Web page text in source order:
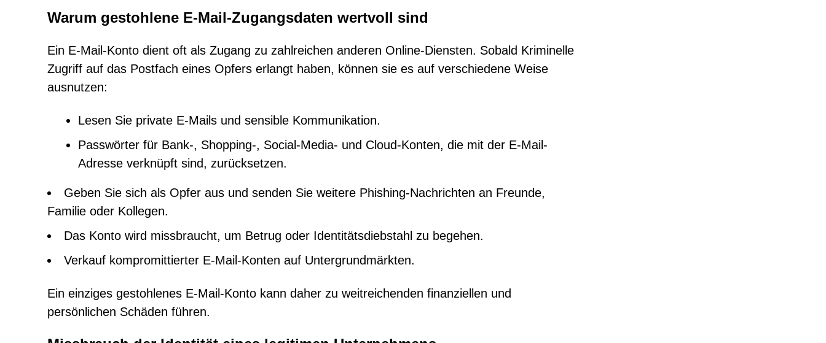
Warum gestohlene E-Mail-Zugangsdaten wertvoll sind
Ein E-Mail-Konto dient oft als Zugang zu zahlreichen anderen Online-Diensten. Sobald Kriminelle
Zugriff auf das Postfach eines Opfers erlangt haben, können sie es auf verschiedene Weise
ausnutzen:
Lesen Sie private E-Mails und sensible Kommunikation.
Passwörter für Bank-, Shopping-, Social-Media- und Cloud-Konten, die mit der E-Mail-
Adresse verknüpft sind, zurücksetzen.
Geben Sie sich als Opfer aus und senden Sie weitere Phishing-Nachrichten an Freunde,
Familie oder Kollegen.
Das Konto wird missbraucht, um Betrug oder Identitätsdiebstahl zu begehen.
Verkauf kompromittierter E-Mail-Konten auf Untergrundmärkten.
Ein einziges gestohlenes E-Mail-Konto kann daher zu weitreichenden finanziellen und
persönlichen Schäden führen.